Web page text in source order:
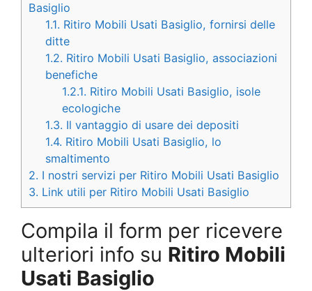
Basiglio
1.1. Ritiro Mobili Usati Basiglio, fornirsi delle
ditte
1.2. Ritiro Mobili Usati Basiglio, associazioni
benefiche
1.2.1. Ritiro Mobili Usati Basiglio, isole
ecologiche
1.3. Il vantaggio di usare dei depositi
1.4. Ritiro Mobili Usati Basiglio, lo
smaltimento
2. I nostri servizi per Ritiro Mobili Usati Basiglio
3. Link utili per Ritiro Mobili Usati Basiglio
Compila il form per ricevere
ulteriori info su Ritiro Mobili
Usati Basiglio